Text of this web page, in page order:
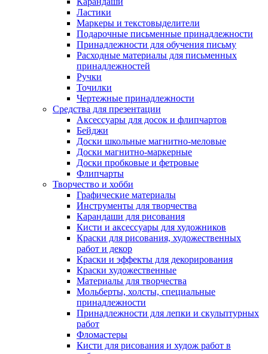
Ластики
Маркеры и текстовыделители
Подарочные письменные принадлежности
Принадлежности для обучения письму
Расходные материалы для письменных
принадлежностей
Ручки
Точилки
Чертежные принадлежности
Средства для презентации
Аксессуары для досок и флипчартов
Бейджи
Доски школьные магнитно-меловые
Доски магнитно-маркерные
Доски пробковые и фетровые
Флипчарты
Творчество и хобби
Графические материалы
Инструменты для творчества
Карандаши для рисования
Кисти и аксессуары для художников
Краски для рисования, художественных
работ и декор
Краски и эффекты для декорирования
Краски художественные
Материалы для творчества
Мольберты, холсты, специальные
принадлежности
Принадлежности для лепки и скульптурных
работ
Фломастеры
Кисти для рисования и худож работ в